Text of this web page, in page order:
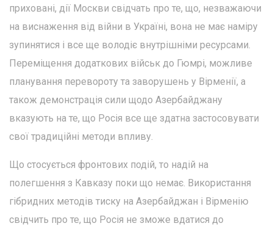
приховані, дії Москви свідчать про те, що, незважаючи
на виснаження від війни в Україні, вона не має наміру
зупинятися і все ще володіє внутрішніми ресурсами.
Переміщення додаткових військ до Гюмрі, можливе
планування перевороту та заворушень у Вірменії, а
також демонстрація сили щодо Азербайджану
вказують на те, що Росія все ще здатна застосовувати
свої традиційні методи впливу.
Що стосується фронтових подій, то надій на
полегшення з Кавказу поки що немає. Використання
гібридних методів тиску на Азербайджан і Вірменію
свідчить про те, що Росія не зможе вдатися до